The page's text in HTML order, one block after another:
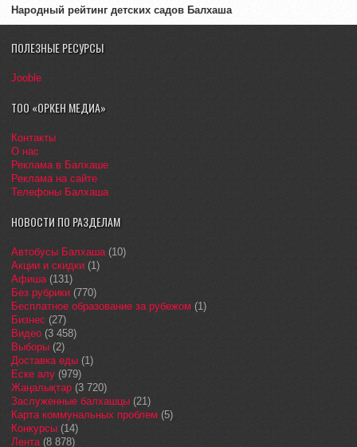
Народный рейтинг детских садов Балхаша
ПОЛЕЗНЫЕ РЕСУРСЫ
Jooble
ТОО «ОРКЕН МЕДИА»
Контакты
О нас
Реклама в Балхаше
Реклама на сайте
Телефоны Балхаша
НОВОСТИ ПО РАЗДЕЛАМ
Автобусы Балхаша(10)
Акции и скидки (1)
Афиша(131)
Без рубрики (770)
Бесплатное образование за рубежом (1)
Бизнес (27)
Видео (3 458)
Выборы (2)
Доставка еды (1)
Еске алу (979)
Жаңалықтар (3 720)
Заслуженные балхашцы (21)
Карта коммунальных проблем (5)
Конкурсы (14)
Лента(8 878)